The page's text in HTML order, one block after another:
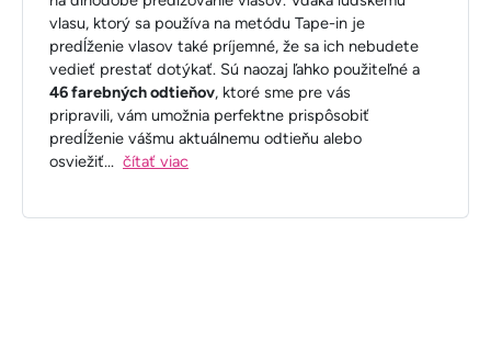
vlasu, ktorý sa používa na metódu Tape-in je
predĺženie vlasov také príjemné, že sa ich nebudete
vedieť prestať dotýkať. Sú naozaj ľahko použiteľné a
46 farebných odtieňov, ktoré sme pre vás
pripravili, vám umožnia perfektne prispôsobiť
predĺženie vášmu aktuálnemu odtieňu alebo
osviežiť... čítať viac